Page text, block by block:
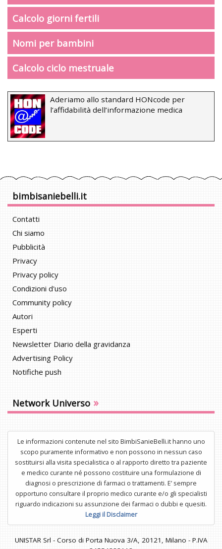
Calcolo giorni fertili
Nomi per bambini
Calcolo ciclo mestruale
Aderiamo allo standard HONcode per
l’affidabilità dell’informazione medica
bimbisaniebelli.it
Contatti
Chi siamo
Pubblicità
Privacy
Privacy policy
Condizioni d'uso
Community policy
Autori
Esperti
Newsletter Diario della gravidanza
Advertising Policy
Notifiche push
Network Universo »
Le informazioni contenute nel sito BimbiSanieBelli.it hanno uno
scopo puramente informativo e non possono in nessun caso
sostituirsi alla visita specialistica o al rapporto diretto tra paziente
e medico curante né possono costituire una formulazione di
diagnosi o prescrizione di farmaci o trattamenti. E’ sempre
opportuno consultare il proprio medico curante e/o gli specialisti
riguardo indicazioni su assunzione dei farmaci o dubbi e quesiti.
Leggi il Disclaimer
UNISTAR Srl - Corso di Porta Nuova 3/A, 20121, Milano - P.IVA